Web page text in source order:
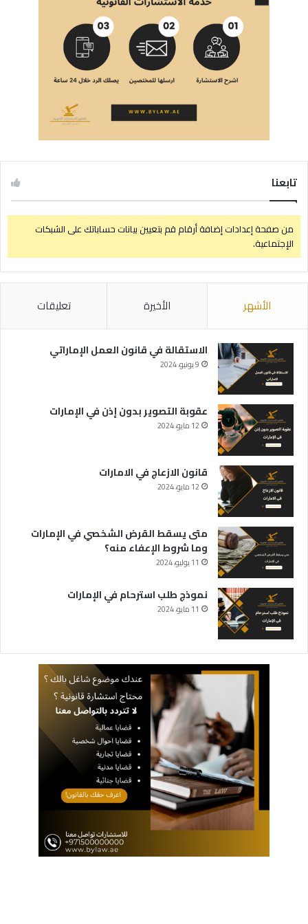
تابعنا
من صفحة إعدادات إضافة أرقام قم بتعيين بيانات حساباتك على الشبكات
الإجتماعية.
الأشهر الأخيرة تعليقات
الاستقالة في قانون العمل الإماراتي
9 يونيو، 2024
عقوبة التصوير بدون إذن في الإمارات
12 مايو، 2024
قانون الازعاج في الامارات
12 مايو، 2024
متى يسقط القرض الشخصي في الإمارات
وما شروط الإعفاء منه؟
11 يوليو، 2024
نموذج طلب استرحام في الإمارات
11 مايو، 2024